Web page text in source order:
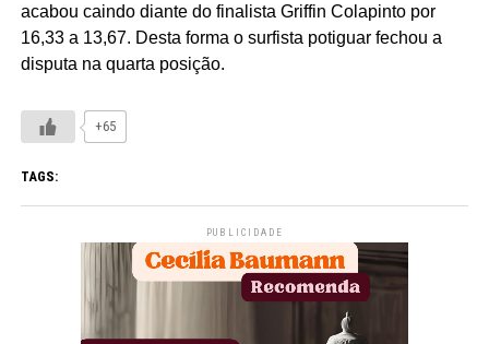
acabou caindo diante do finalista Griffin Colapinto por
16,33 a 13,67. Desta forma o surfista potiguar fechou a
disputa na quarta posição.
+65
TAGS:
PUBLICIDADE